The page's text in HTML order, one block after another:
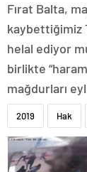
Fırat Balta,
kaybettiğimiz
helal ediyor
birlikte
mağdurları
2019 Hak